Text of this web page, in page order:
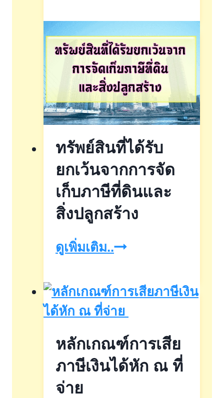
ภาษี65
แบบstep
by
step
ทรัพย์สินที่ได้รับ
ยกเว้นจากการจัด
เก็บภาษีที่ดินและ
สิ่งปลูกสร้าง
ดูเพิ่มเติม..ทรัพย์สิน
ได้
รับ
จาก
การ
หลักเกณฑ์การเสีย
ภาษีเงินได้หัก ณ ที่
จ่าย